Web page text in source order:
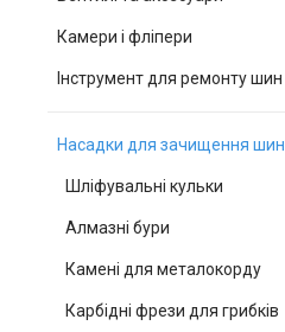
Камери і фліпери
Інструмент для ремонту шин
Насадки для зачищення шин
Шліфувальні кульки
Алмазні бури
Камені для металокорду
Карбідні фрези для грибків